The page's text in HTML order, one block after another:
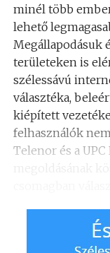
minél több
lehető
Megállapodásuk
területeken is
szélessávú
választéka,
kiépített
felhasználók
Telenor és a
megoldásának
bizonyos